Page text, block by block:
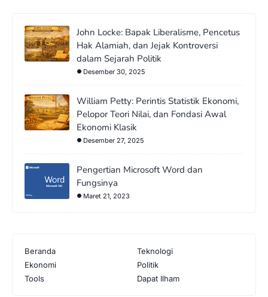
John Locke: Bapak Liberalisme, Pencetus
Hak Alamiah, dan Jejak Kontroversi
dalam Sejarah Politik
Desember 30, 2025
William Petty: Perintis Statistik Ekonomi,
Pelopor Teori Nilai, dan Fondasi Awal
Ekonomi Klasik
Desember 27, 2025
Pengertian Microsoft Word dan
Fungsinya
Maret 21, 2023
Beranda
Teknologi
Ekonomi
Politik
Tools
Dapat Ilham